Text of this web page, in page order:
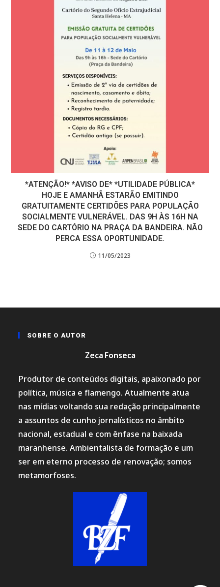
*ATENÇÃO!* *AVISO DE* *UTILIDADE PÚBLICA*
HOJE E AMANHÃ ESTARÃO EMITINDO
GRATUITAMENTE CERTIDÕES PARA POPULAÇÃO
SOCIALMENTE VULNERÁVEL. DAS 9H ÀS 16H NA
SEDE DO CARTÓRIO NA PRAÇA DA BANDEIRA. NÃO
PERCA ESSA OPORTUNIDADE.
11/05/2023
SOBRE O AUTOR
Zeca Fonseca
Produtor de conteúdos digitais, apaixonado por
política, música e flamengo. Atualmente atua
nas mídias voltando sua redação principalmente
a assuntos de cunho jornalísticos no âmbito
nacional, estadual e com ênfase na baixada
maranhense. Ambientalista de formação e um
ser em eterno processo de renovação; somos
metamorfoses.